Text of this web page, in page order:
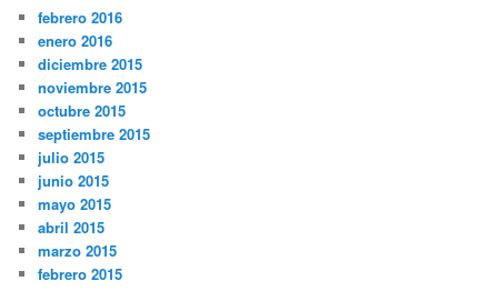
febrero 2016
enero 2016
diciembre 2015
noviembre 2015
octubre 2015
septiembre 2015
julio 2015
junio 2015
mayo 2015
abril 2015
marzo 2015
febrero 2015